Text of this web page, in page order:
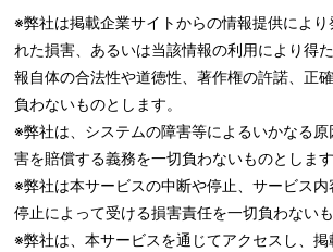
※弊社は掲載企業サイトからの情報提供により
れた損害、あるいは当該情報の利用により得
報自体の合法性や道徳性、著作権の許諾、正
負わないものとします。
※弊社は、システムの障害等によるいかなる
害を賠償する義務を一切負わないものとします
※弊社は本サービスの中断や停止、サービス
停止によって受ける損害責任を一切負わないも
※弊社は、本サービスを通じてアクセスし、